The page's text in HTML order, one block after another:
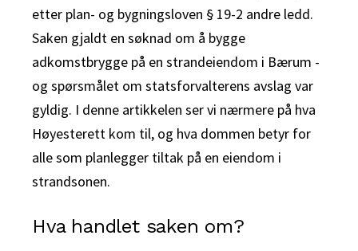
etter plan- og bygningsloven § 19-2 andre ledd.
Saken gjaldt en søknad om å bygge
adkomstbrygge på en strandeiendom i Bærum -
og spørsmålet om statsforvalterens avslag var
gyldig. I denne artikkelen ser vi nærmere på hva
Høyesterett kom til, og hva dommen betyr for
alle som planlegger tiltak på en eiendom i
strandsonen.
Hva handlet saken om?